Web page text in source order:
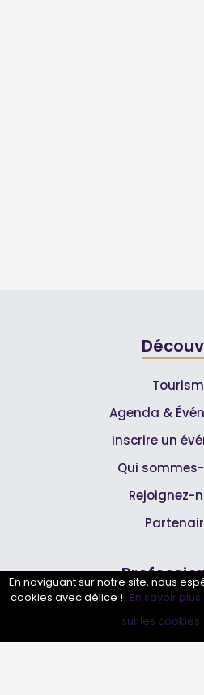
Annuaire Pro Agenda
Agenda &
Inscrire un
Qui
Rejoignez-
Annuaire
Inscrire mon
En naviguant sur notre site, nous
cookies avec délice ! En savoir plus.
sur les cookies.